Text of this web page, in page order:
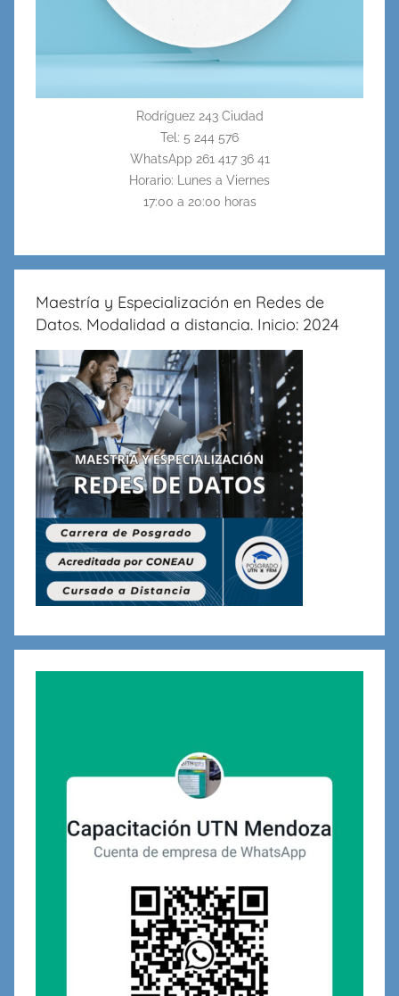
Rodríguez 243 Ciudad
Tel: 5 244 576
WhatsApp 261 417 36 41
Horario: Lunes a Viernes
17:00 a 20:00 horas
Maestría y Especialización en Redes de
Datos. Modalidad a distancia. Inicio: 2024